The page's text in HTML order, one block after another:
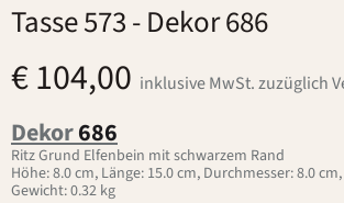
Tasse 573- Dekor 686
€ 104,00 inklusive MwSt. zuzüglich
Dekor686
Ritz Grund Elfenbein mit schwarzem Rand
Höhe: 8.0 cm, Länge: 15.0 cm, Durchmesser: 8.0
Gewicht: 0.32 kg